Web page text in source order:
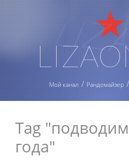
Мой канал Рандомайзер
Tag
года"